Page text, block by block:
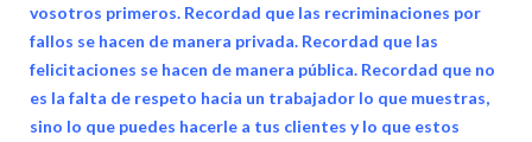
vosotros primeros. Recordad que las recriminaciones por
fallos se hacen de manera privada. Recordad que las
felicitaciones se hacen de manera pública. Recordad que no
es la falta de respeto hacia un trabajador lo que muestras,
sino lo que puedes hacerle a tus clientes y lo que estos